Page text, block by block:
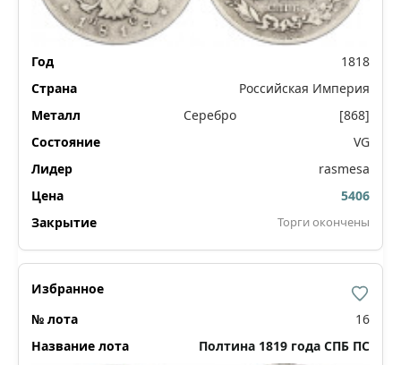
1818
Российская Империя
Серебро
[868]
VG
rasmesa
5406
Торги окончены
16
Полтина 1819 года СПБ ПС